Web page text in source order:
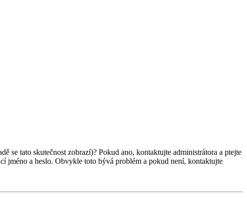
se tato skutečnost zobrazí)? Pokud ano, kontaktujte administrátora a ptejte
jméno a heslo. Obvykle toto bývá problém a pokud není, kontaktujte